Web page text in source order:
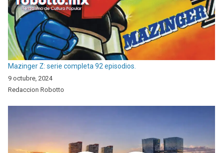
Mazinger Z: serie completa 92 episodios.
9 octubre, 2024
Redaccion Robotto